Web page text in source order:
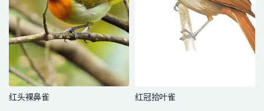
红头裸鼻雀 红冠拾叶雀